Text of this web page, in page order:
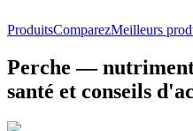
ProduitsComparezMeilleurs
Perche —
santé et conseils